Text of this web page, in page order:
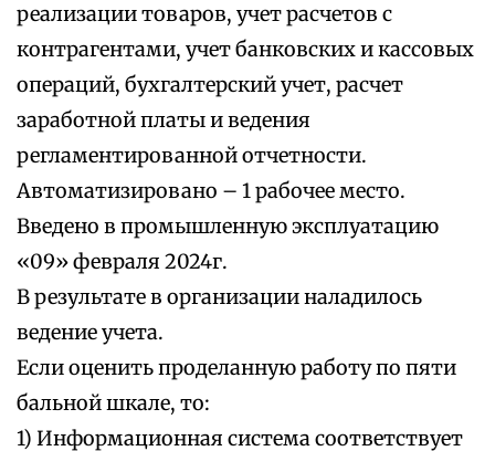
реализации товаров, учет расчетов с
контрагентами, учет банковских и кассовых
операций, бухгалтерский учет, расчет
заработной платы и ведения
регламентированной отчетности.
Автоматизировано – 1 рабочее место.
Введено в промышленную эксплуатацию
«09» февраля 2024г.
В результате в организации наладилось
ведение учета.
Если оценить проделанную работу по пяти
бальной шкале, то:
1) Информационная система соответствует